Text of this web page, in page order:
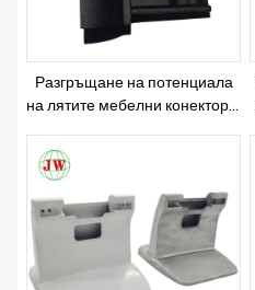
VISITA Á FÁBRICA
СВЪРЖЕТЕ СЕ С НАС
Разгръщане на потенциала
на лятите мебелни конектори:
строим и проектираме